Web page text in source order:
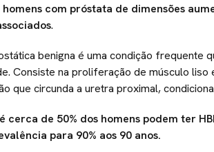
com próstata de dimensões
.
benigna é uma condição frequente
Consiste na proliferação de músculo
que circunda a uretra proximal,
cerca de 50% dos homens podem ter
para 90% aos 90 anos.